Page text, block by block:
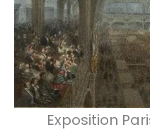
Exposition